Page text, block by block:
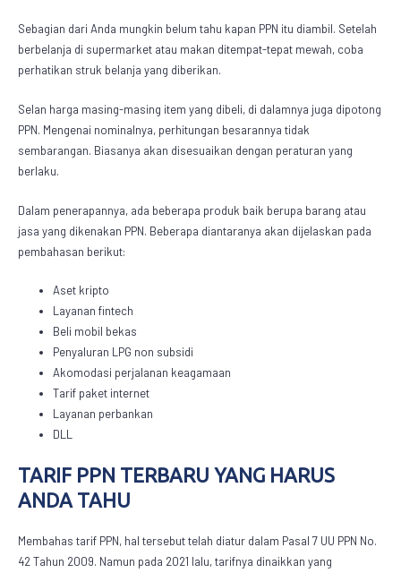
Sebagian dari Anda mungkin belum tahu kapan PPN itu diambil. Setelah
berbelanja di supermarket atau makan ditempat-tepat mewah, coba
perhatikan struk belanja yang diberikan.
Selan harga masing-masing item yang dibeli, di dalamnya juga dipotong
PPN. Mengenai nominalnya, perhitungan besarannya tidak
sembarangan. Biasanya akan disesuaikan dengan peraturan yang
berlaku.
Dalam penerapannya, ada beberapa produk baik berupa barang atau
jasa yang dikenakan PPN. Beberapa diantaranya akan dijelaskan pada
pembahasan berikut:
Aset kripto
Layanan fintech
Beli mobil bekas
Penyaluran LPG non subsidi
Akomodasi perjalanan keagamaan
Tarif paket internet
Layanan perbankan
DLL
TARIF PPN TERBARU YANG HARUS
ANDA TAHU
Membahas tarif PPN, hal tersebut telah diatur dalam Pasal 7 UU PPN No.
42 Tahun 2009. Namun pada 2021 lalu, tarifnya dinaikkan yang